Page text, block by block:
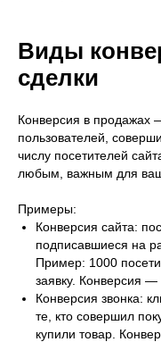
Виды
сделки
Конверсия в продажах
пользователей,
числу посетителей
любым, важным для
Примеры:
Конверсия сайта:
подписавшиеся на
Пример: 1000
заявку. Конверсия —
Конверсия звонка:
те, кто совершил
купили товар.